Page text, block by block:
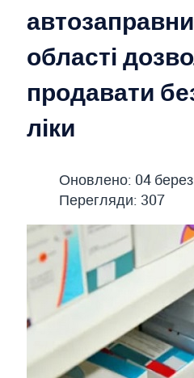
області
продавати
ліки
Оновлено: 04
Перегляди: 307